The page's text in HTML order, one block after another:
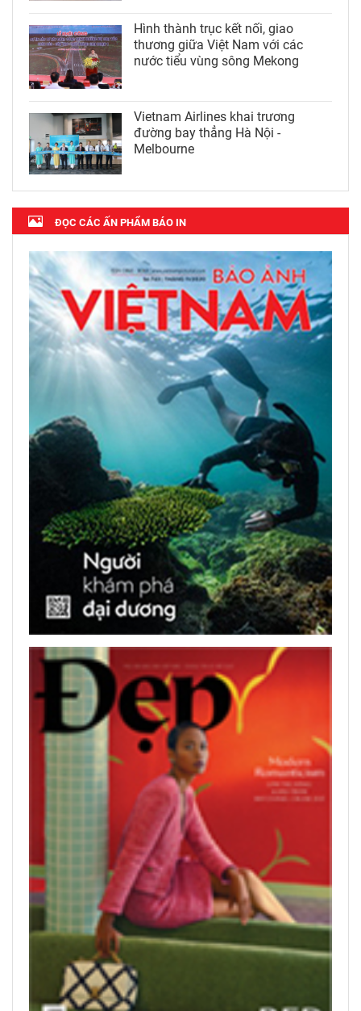
Hình thành trục kết nối, giao
thương giữa Việt Nam với các
nước tiểu vùng sông Mekong
Vietnam Airlines khai trương
đường bay thẳng Hà Nội -
Melbourne
ĐỌC CÁC ẤN PHẨM BÁO IN